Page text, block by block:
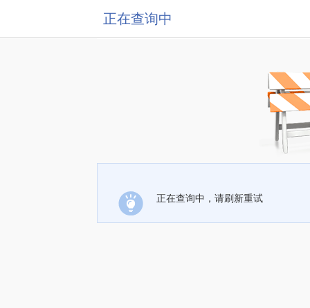
正在查询中
正在查询中，请刷新重试